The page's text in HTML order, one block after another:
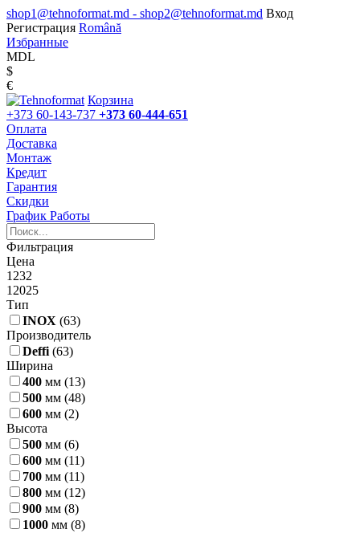
shop1@tehnoformat.md - shop2@tehnoformat.md Вход
Регистрация Română
Избранные
MDL
$
€
Корзина
+373 60-143-737 +373 60-444-651
Оплата
Доставка
Монтаж
Кредит
Гарантия
Скидки
График Работы
Фильтрация
Цена
1232
12025
Тип
INOX (63)
Производитель
Deffi (63)
Ширина
400 мм (13)
500 мм (48)
600 мм (2)
Высота
500 мм (6)
600 мм (11)
700 мм (11)
800 мм (12)
900 мм (8)
1000 мм (8)